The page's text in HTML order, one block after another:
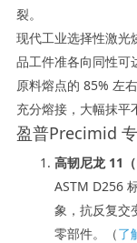
裂。
现代工业选择性激光
品工件准各向同性可
原料熔点的 85% 左
充分熔接，大幅抹平
盈普Precimid
高韧尼龙 11
ASTM D256
象，抗反复交
零部件。（了